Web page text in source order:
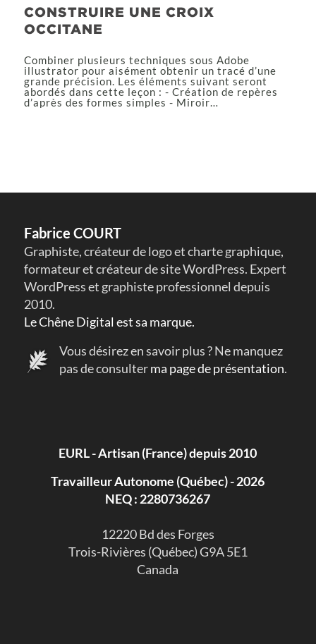
CONSTRUIRE UNE CROIX
OCCITANE
Combiner plusieurs techniques sous Adobe
illustrator pour aisément obtenir un tracé d’une
grande précision. Les éléments suivant seront
abordés dans cette leçon : - Création de repères
d’après des formes simples - Miroir…
Fabrice COURT
Graphiste, créateur de logo et charte graphique,
formateur et créateur de site WordPress. Expert
WordPress et graphiste professionnel depuis
2010.
Le Chêne Digital est sa marque.
Vous désirez en savoir plus ? Ne manquez
pas de consulterma page de présentation.
EURL - Artisan (France) depuis 2010
Travailleur Autonome (Québec) - 2026
NEQ : 2280736267
​12220 Bd des Forges
Trois-Rivières (Québec) G9A 5E1
Canada